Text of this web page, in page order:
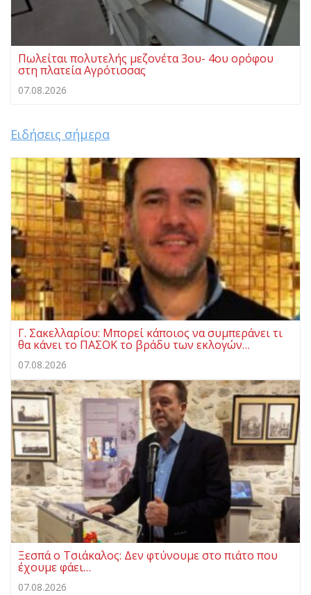
Πωλείται πολυτελής μεζονέτα 3ου- 4ου ορόφου
στη πλατεία Αγρότισσας
07.08.2026
Ειδήσεις σήμερα
Γ. Σακελλαρίου: Μπορεί κάποιος να συμπεράνει τι
θα κάνει το ΠΑΣΟΚ το βράδυ των εκλογών…
07.08.2026
Ξεσπά ο Τσιάκαλος: Δεν φτύνουμε στο πιάτο που
έχουμε φάει…
07.08.2026